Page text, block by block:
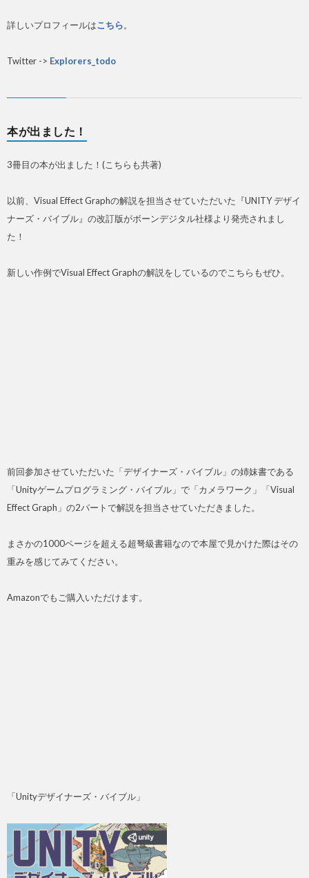
詳しいプロフィールはこちら。
Twitter -> Explorers_todo
本が出ました！
3冊目の本が出ました！(こちらも共著)
以前、Visual Effect Graphの解説を担当させていただいた『UNITY デザイ
ナーズ・バイブル』の改訂版がボーンデジタル社様より発売されまし
た！
新しい作例でVisual Effect Graphの解説をしているのでこちらもぜひ。
前回参加させていただいた「デザイナーズ・バイブル」の姉妹書である
「Unityゲームプログラミング・バイブル」で「カメラワーク」「Visual
Effect Graph」の2パートで解説を担当させていただきました。
まさかの1000ページを超える超弩級書籍なので本屋で見かけた際はその
重みを感じてみてください。
Amazonでもご購入いただけます。
「Unityデザイナーズ・バイブル」